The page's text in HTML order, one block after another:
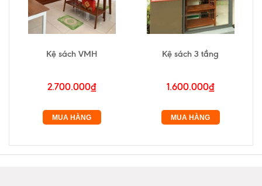
Kệ sách VMH
2.700.000₫
MUA HÀNG
Kệ sách 3 tầng
1.600.000₫
MUA HÀNG